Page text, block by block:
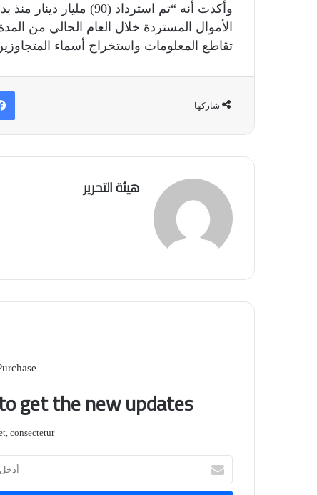
تقاطع المعلومات واستخراج أسماء
شاركها
هيئة التحرير
get the new updates!
consectetur.
بريدك
الإلكتروني